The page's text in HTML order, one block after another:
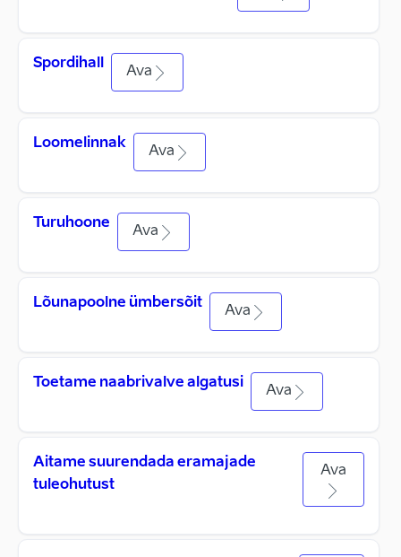
Spordihall
Ava
Loomelinnak
Ava
Turuhoone
Ava
Lõunapoolne ümbersõit
Ava
Toetame naabrivalve algatusi
Ava
Aitame suurendada eramajade
tuleohutust
Ava